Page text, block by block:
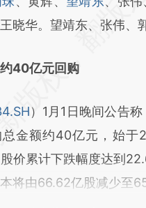
晓华。望靖东、张伟、
40亿元回购
）1月1日晚间公告
总金额约40亿元，始
价累计下跌幅度达到
将由66.62亿股减少至